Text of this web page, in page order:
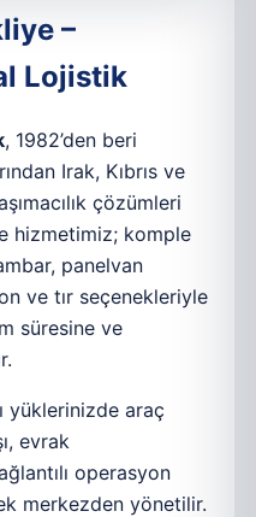
–
Lojistik
, 1982’den beri
Irak, Kıbrıs ve
çözümleri
hizmetimiz; komple
panelvan
ve tır seçenekleriyle
süresine ve
yüklerinizde araç
evrak
operasyon
merkezden yönetilir.